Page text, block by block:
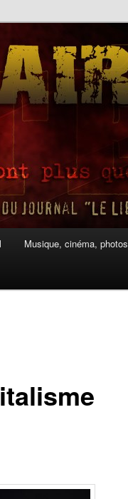
Musique, cinéma, photos